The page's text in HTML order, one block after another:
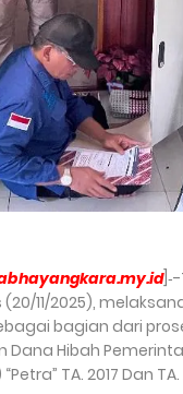
11/2025),
bagian dari
Hibah
TA. 2017 Dan TA.